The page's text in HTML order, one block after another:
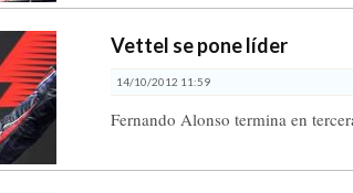
Vettel se pone líder
14/10/2012 11:59
Fernando Alonso termina en